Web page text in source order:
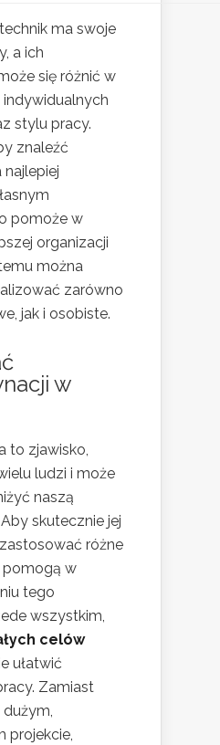
ma swoje
a ich
się różnić w
stylu pracy.
znaleźć
pomoże w
organizacji
można
zarówno
jak i osobiste.
w
to zjawisko,
ludzi i może
naszą
skutecznie jej
różne
pomogą w
tego
wszystkim,
celów
ułatwić
Zamiast
dużym,
projekcie,